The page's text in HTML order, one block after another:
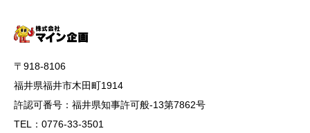
〒918-8106
福井県福井市木田町1914
許認可番号：福井県知事許可般-13第7862号
TEL：0776-33-3501